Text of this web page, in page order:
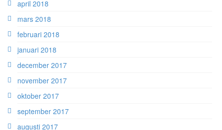
april 2018
mars 2018
februari 2018
januari 2018
december 2017
november 2017
oktober 2017
september 2017
augusti 2017